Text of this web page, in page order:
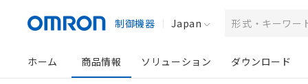
制御機器 Japan
ホーム 商品情報 ソリューション ダウンロード